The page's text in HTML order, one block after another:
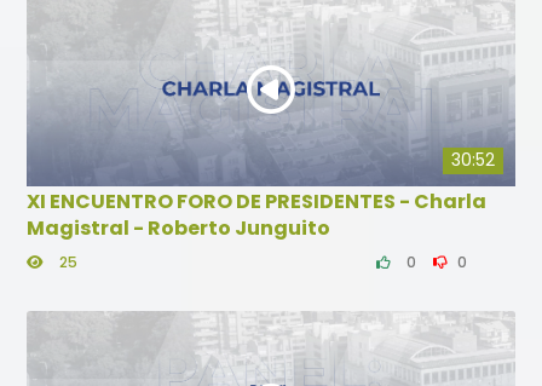
30:52
XI ENCUENTRO FORO DE PRESIDENTES - Charla
Magistral - Roberto Junguito
25 0 0